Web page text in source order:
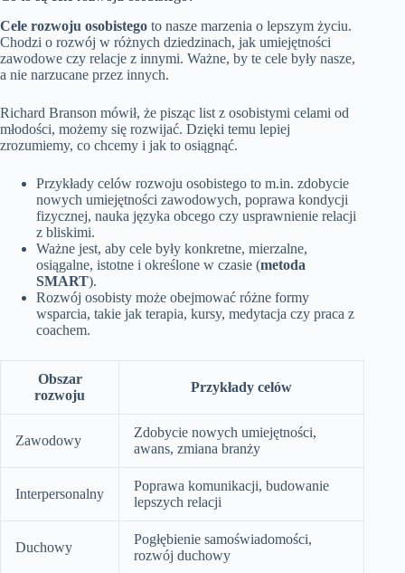
Cele rozwoju osobistego to nasze marzenia o lepszym życiu.
Chodzi o rozwój w różnych dziedzinach, jak umiejętności
zawodowe czy relacje z innymi. Ważne, by te cele były nasze,
a nie narzucane przez innych.
Richard Branson mówił, że pisząc list z osobistymi celami od
młodości, możemy się rozwijać. Dzięki temu lepiej
zrozumiemy, co chcemy i jak to osiągnąć.
Przykłady celów rozwoju osobistego to m.in. zdobycie
nowych umiejętności zawodowych, poprawa kondycji
fizycznej, nauka języka obcego czy usprawnienie relacji
z bliskimi.
Ważne jest, aby cele były konkretne, mierzalne,
osiągalne, istotne i określone w czasie (metoda
SMART).
Rozwój osobisty może obejmować różne formy
wsparcia, takie jak terapia, kursy, medytacja czy praca z
coachem.
Obszar
rozwoju
Przykłady celów
Zawodowy
Zdobycie nowych umiejętności,
awans, zmiana branży
Interpersonalny
Poprawa komunikacji, budowanie
lepszych relacji
Duchowy
Pogłębienie samoświadomości,
rozwój duchowy